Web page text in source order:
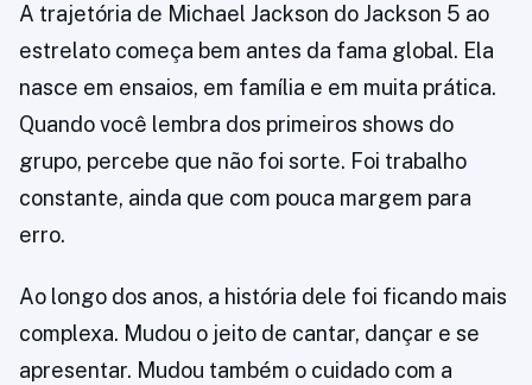
A trajetória de Michael Jackson do Jackson 5 ao
estrelato começa bem antes da fama global. Ela
nasce em ensaios, em família e em muita prática.
Quando você lembra dos primeiros shows do
grupo, percebe que não foi sorte. Foi trabalho
constante, ainda que com pouca margem para
erro.
Ao longo dos anos, a história dele foi ficando mais
complexa. Mudou o jeito de cantar, dançar e se
apresentar. Mudou também o cuidado com a